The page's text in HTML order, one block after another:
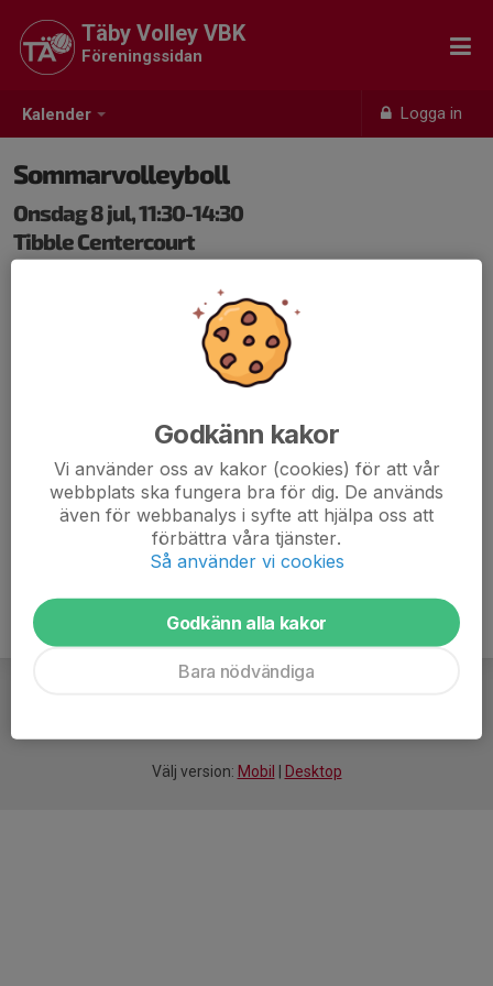
Kalender Logga in
Täby Volley VBK
Föreningssidan
Sommarvolleyboll
Onsdag 8 jul, 11:30-14:30
Tibble Centercourt
Sommarvolleyboll inomhus! Vi spelar dagtid i Tibble
under fem veckor i juli. Ta med kompisar som vill testa
volleyboll eller som redan spelar. Vi kommer bjuda in
klubbar betalar 50 kronor. Gäster som inte spelar i en
kostar det 50 kronor per tillfälle.
Välj version: Mobil Desktop
Godkänn kakor
Vi använder oss av kakor (cookies) för att vår
webbplats ska fungera bra för dig. De används
även för webbanalys i syfte att hjälpa oss att
förbättra våra tjänster.
Så använder vi cookies
Godkänn alla kakor
Bara nödvändiga